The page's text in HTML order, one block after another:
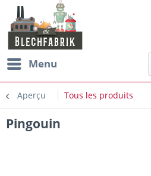
Menu
Aperçu Tous les produits
Pingouin